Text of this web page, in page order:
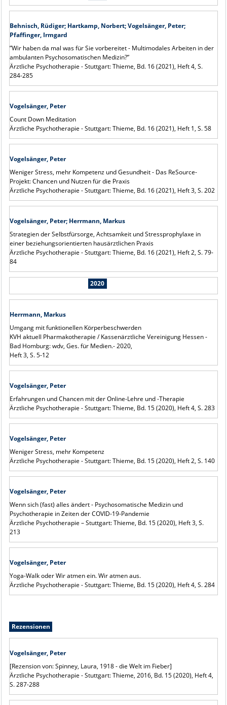
Behnisch, Rüdiger; Hartkamp, Norbert; Vogelsänger, Peter;
Pfaffinger, Irmgard
”Wir haben da mal was für Sie vorbereitet - Multimodales Arbeiten in der
ambulanten Psychosomatischen Medizin?”
Ärztliche Psychotherapie - Stuttgart: Thieme, Bd. 16 (2021), Heft 4, S.
284-285
Vogelsänger, Peter
Count Down Meditation
Ärztliche Psychotherapie - Stuttgart: Thieme, Bd. 16 (2021), Heft 1, S. 58
Vogelsänger, Peter
Weniger Stress, mehr Kompetenz und Gesundheit - Das ReSource-
Projekt: Chancen und Nutzen für die Praxis
Ärztliche Psychotherapie - Stuttgart: Thieme, Bd. 16 (2021), Heft 3, S. 202
Vogelsänger, Peter; Herrmann, Markus
Strategien der Selbstfürsorge, Achtsamkeit und Stressprophylaxe in
einer beziehungsorientierten hausärztlichen Praxis
Ärztliche Psychotherapie - Stuttgart: Thieme, Bd. 16 (2021), Heft 2, S. 79-
84
2020
Herrmann, Markus
Umgang mit funktionellen Körperbeschwerden
KVH aktuell Pharmakotherapie / Kassenärztliche Vereinigung Hessen -
Bad Homburg: wdv, Ges. für Medien.- 2020,
Heft 3, S. 5-12
Vogelsänger, Peter
Erfahrungen und Chancen mit der Online-Lehre und -Therapie
Ärztliche Psychotherapie - Stuttgart: Thieme, Bd. 15 (2020), Heft 4, S. 283
Vogelsänger, Peter
Weniger Stress, mehr Kompetenz
Ärztliche Psychotherapie - Stuttgart: Thieme, Bd. 15 (2020), Heft 2, S. 140
Vogelsänger, Peter
Wenn sich (fast) alles ändert - Psychosomatische Medizin und
Psychotherapie in Zeiten der COVID-19-Pandemie
Ärztliche Psychotherapie – Stuttgart: Thieme, Bd. 15 (2020), Heft 3, S.
213
Vogelsänger, Peter
Yoga-Walk oder Wir atmen ein. Wir atmen aus.
Ärztliche Psychotherapie - Stuttgart: Thieme, Bd. 15 (2020), Heft 4, S. 284
Rezensionen
Vogelsänger, Peter
[Rezension von: Spinney, Laura, 1918 - die Welt im Fieber]
Ärztliche Psychotherapie - Stuttgart: Thieme, 2016, Bd. 15 (2020), Heft 4,
S. 287-288